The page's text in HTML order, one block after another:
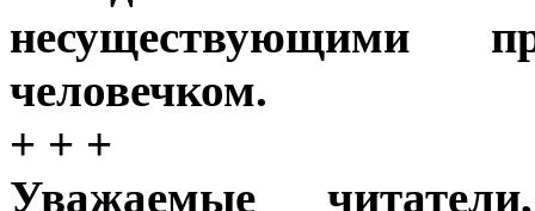
несуществующими
человечком.
+ + +
Уважаемые